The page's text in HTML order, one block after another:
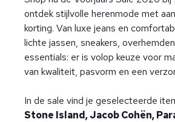
ontdek stijlvolle herenmode met
korting. Van luxe jeans en
lichte jassen, sneakers,
essentials: er is volop keuze voor
van kwaliteit, pasvorm en een
In de sale vind je geselecteerde
Stone Island, Jacob Cohën,